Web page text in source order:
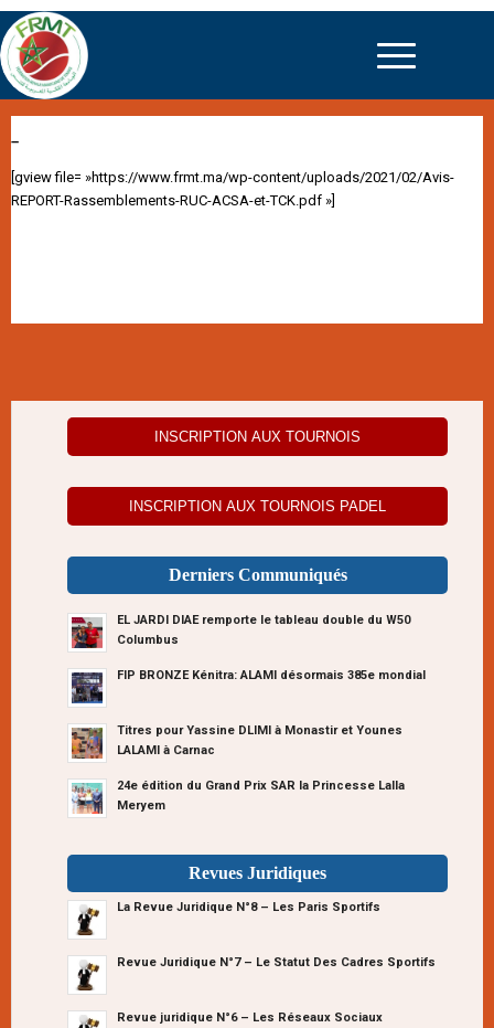
–
[gview file= »https://www.frmt.ma/wp-content/uploads/2021/02/Avis-
REPORT-Rassemblements-RUC-ACSA-et-TCK.pdf »]
INSCRIPTION AUX TOURNOIS
INSCRIPTION AUX TOURNOIS PADEL
Derniers Communiqués
EL JARDI DIAE remporte le tableau double du W50
Columbus
FIP BRONZE Kénitra: ALAMI désormais 385e mondial
Titres pour Yassine DLIMI à Monastir et Younes
LALAMI à Carnac
24e édition du Grand Prix SAR la Princesse Lalla
Meryem
Revues Juridiques
La Revue Juridique N°8 – Les Paris Sportifs
Revue Juridique N°7 – Le Statut Des Cadres Sportifs
Revue juridique N°6 – Les Réseaux Sociaux